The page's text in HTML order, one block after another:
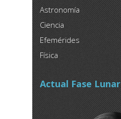
Astronomía
Ciencia
Efemérides
Física
Actual Fase Lunar